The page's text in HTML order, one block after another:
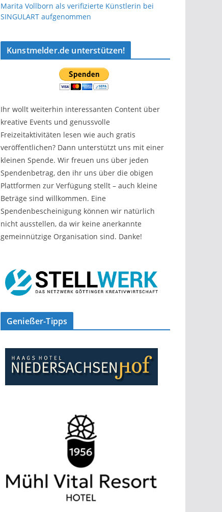
Marita Vollborn als verifizierte Künstlerin bei
SINGULART aufgenommen
Kunstmelder.de unterstützen!
Ihr wollt weiterhin interessanten Content über
kreative Events und genussvolle
Freizeitaktivitäten lesen wie auch gratis
veröffentlichen? Dann unterstützt uns mit einer
kleinen Spende. Wir freuen uns über jeden
Spendenbetrag, den ihr uns über die obigen
Plattformen zur Verfügung stellt – auch kleine
Beträge sind willkommen. Eine
Spendenbescheinigung können wir natürlich
nicht ausstellen, da wir keine anerkannte
gemeinnützige Organisation sind. Danke!
Genießer-Tipps